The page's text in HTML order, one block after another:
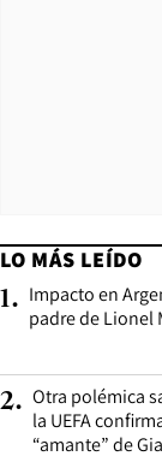
LO MÁS LEÍDO
1. Impacto en
padre de Lionel
2. Otra polémica
la UEFA
“amante” de